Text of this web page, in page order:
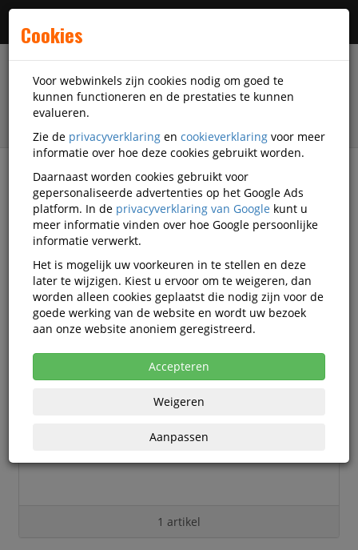
filter
Veiligheidsartikelen Safe Kiss
Safe Kiss veiligheidsartikelen
Safe Kiss Veiligheidstoebehoren
1 artikel
Cookies
Voor webwinkels zijn cookies nodig om goed te
kunnen functioneren en de prestaties te kunnen
evalueren.
Zie de privacyverklaring en cookieverklaring voor meer
informatie over hoe deze cookies gebruikt worden.
Daarnaast worden cookies gebruikt voor
gepersonaliseerde advertenties op het Google Ads
platform. In de privacyverklaring van Google kunt u
meer informatie vinden over hoe Google persoonlijke
informatie verwerkt.
Het is mogelijk uw voorkeuren in te stellen en deze
later te wijzigen. Kiest u ervoor om te weigeren, dan
worden alleen cookies geplaatst die nodig zijn voor de
goede werking van de website en wordt uw bezoek
aan onze website anoniem geregistreerd.
Accepteren
Weigeren
Aanpassen